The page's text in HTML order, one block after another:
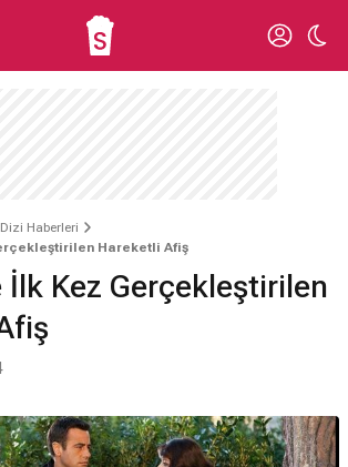
Haberleri
Hareketli Afiş
İlk Kez Gerçekleştirilen